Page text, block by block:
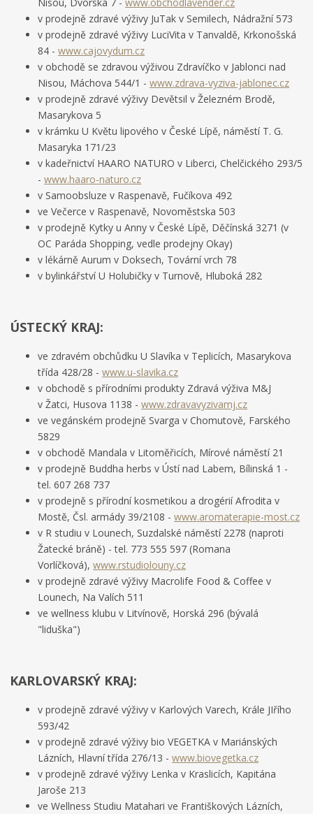
v prodejně zdravé výživy JuTak v Semilech, Nádražní 573
v prodejně zdravé výživy LuciVita v Tanvaldě, Krkonošská
84 -www.cajovydum.cz
v obchodě se zdravou výživou Zdravíčko v Jablonci nad
Nisou, Máchova 544/1 -www.zdrava-vyziva-jablonec.cz
v prodejně zdravé výživy Devětsil v Železném Brodě,
Masarykova 5
v krámku U Květu lipového v České Lípě, náměstí T. G.
Masaryka 171/23
v kadeřnictví HAARO NATURO v Liberci, Chelčického 293/5
-www.haaro-naturo.cz
v Samoobsluze v Raspenavě, Fučíkova 492
ve Večerce v Raspenavě, Novoměstska 503
v prodejně Kytky u Anny v České Lípě, Děčínská 3271 (v
OC Paráda Shopping, vedle prodejny Okay)
v lékárně Aurum v Doksech, Tovární vrch 78
v bylinkářství U Holubičky v Turnově, Hluboká 282
ÚSTECKÝ KRAJ:
ve zdravém obchůdku U Slavíka v Teplicích, Masarykova
třída 428/28 -www.u-slavika.cz
v obchodě s přírodními produkty Zdravá výživa M&J
v Žatci, Husova 1138 -www.zdravavyzivamj.cz
ve vegánském prodejně Svarga v Chomutově, Farského
5829
v obchodě Mandala v Litoměřicích, Mírové náměstí 21
v prodejně Buddha herbs v Ústí nad Labem, Bílinská 1 -
tel. 607 268 737
v prodejně s přírodní kosmetikou a drogérií Afrodita v
Mostě, Čsl. armády 39/2108 -www.aromaterapie-most.cz
v R studiu v Lounech, Suzdalské náměstí 2278 (naproti
Žatecké bráně) - tel. 773 555 597 (Romana
Vorlíčková),www.rstudiolouny.cz
v prodejně zdravé výživy Macrolife Food & Coffee v
Lounech, Na Valích 511
ve wellness klubu v Litvínově, Horská 296 (bývalá
"liduška")
KARLOVARSKÝ KRAJ:
v prodejně zdravé výživy v Karlových Varech, Krále JIřího
593/42
v prodejně zdravé výživy bio VEGETKA v Mariánských
Lázních, Hlavní třída 276/13 -www.biovegetka.cz
v prodejně zdravé výživy Lenka v Kraslicích, Kapitána
Jaroše 213
ve Wellness Studiu Matahari ve Františkových Lázních,